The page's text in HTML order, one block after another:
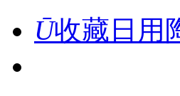
Ū收藏日用